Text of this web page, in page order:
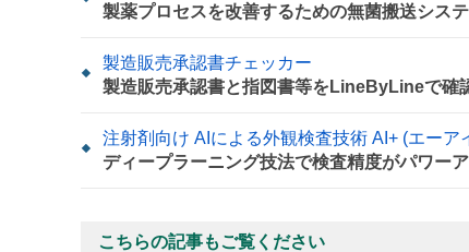
製薬プロセスを改善するための無菌搬送シス
製造販売承認書チェッカー
製造販売承認書と指図書等をLineByLineで確
注射剤向け AIによる外観検査技術 AI+ (エーア
ディープラーニング技法で検査精度がパワー
こちらの記事もご覧ください